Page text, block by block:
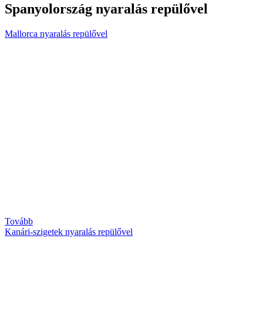
Spanyolország nyaralás repülővel
Mallorca nyaralás repülővel
Tovább
Kanári-szigetek nyaralás repülővel